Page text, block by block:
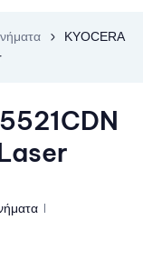
KYOCERA